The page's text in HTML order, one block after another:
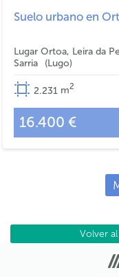
Suelo urbano en
Sarria
Lugo
2.231 m2
16.400 €
Volver